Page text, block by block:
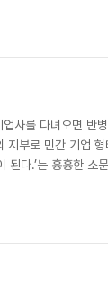
에 방문한 것이 조
고 간 이들은 양영
사를 다녀오면 반
부로 민간 기업 형
된다.’는 흉흉한 소
들은 양의남 씨에게
무수히 잔혹한 폭